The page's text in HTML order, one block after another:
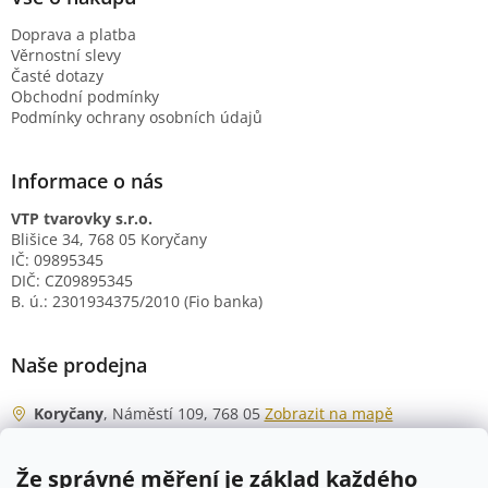
Že správné měření je základ každého
Doprava a platba
Věrnostní slevy
Časté dotazy
Obchodní podmínky
Podmínky ochrany osobních údajů
Informace o nás
VTP tvarovky s.r.o.
Blišice 34, 768 05 Koryčany
IČ: 09895345
DIČ: CZ09895345
B. ú.: 2301934375/2010 (Fio banka)
Naše prodejna
Koryčany, Náměstí 109, 768 05Zobrazit na mapě
Po - Čt
06:00 - 07:00